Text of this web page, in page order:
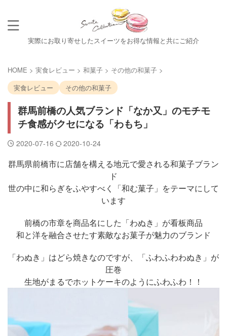
実際にお取り寄せしたスイーツをお得な情報と共にご紹介
HOME > 実食レビュー > 和菓子 > その他の和菓子 >
実食レビュー
その他の和菓子
群馬前橋の人気ブランド「なか又」のモチモ
チ食感がクセになる「わもち」
2020-07-16 2020-10-24
群馬県前橋市に店舗を構える地元で愛される和菓子ブラン
ド
世の中に和らぎをふやすべく「和む菓子」をテーマにして
います
前橋の市章を商品名にした「わぬき」が看板商品
和と洋を融合させたす素敵なお菓子が魅力のブランド
「わぬき」はどら焼きなのですが、「ふわふわわぬき」が
圧巻
生地がまるでホットケーキのようにふわふわ！！